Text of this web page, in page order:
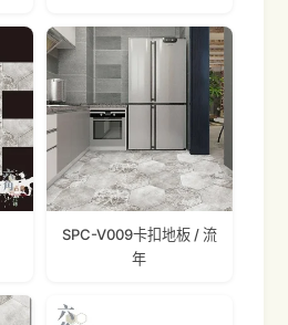
SPC-V009卡扣地板 / 流
年